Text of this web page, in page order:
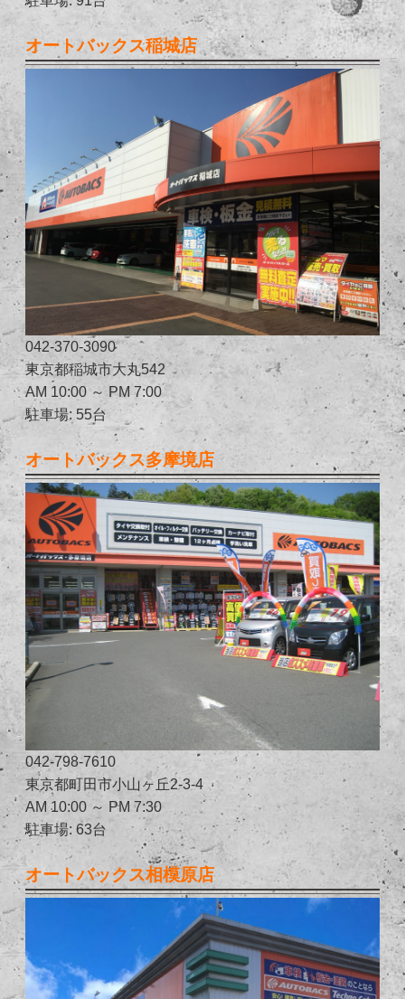
オートバックス稲城店
042-370-3090
東京都稲城市大丸542
AM 10:00 ～ PM 7:00
駐車場: 55台
オートバックス多摩境店
042-798-7610
東京都町田市小山ヶ丘2-3-4
AM 10:00 ～ PM 7:30
駐車場: 63台
オートバックス相模原店